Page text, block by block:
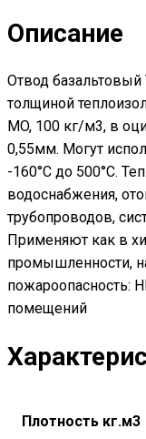
толщиной
Описание
Отвод
толщиной
MO, 100 кг/м3, в
0,55мм. Могут
-160°С до 500°С.
водоснабжения,
трубопроводов,
Применяют как в
промышленности,
пожароопасность:
помещений
Плотность кг.м3